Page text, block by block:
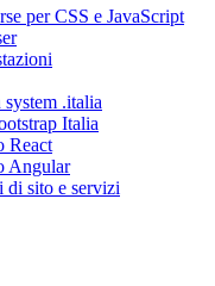
per CSS e JavaScript
.italia
Italia
React
Angular
di sito e servizi